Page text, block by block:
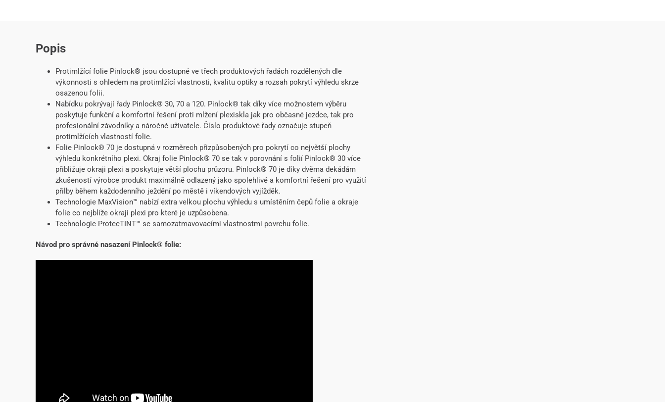
Popis
Protimlžící folie Pinlock® jsou dostupné ve třech produktových řadách rozdělených dle
výkonnosti s ohledem na protimlžící vlastnosti, kvalitu optiky a rozsah pokrytí výhledu skrze
osazenou folii.
Nabídku pokrývají řady Pinlock® 30, 70 a 120. Pinlock® tak díky více možnostem výběru
poskytuje funkční a komfortní řešení proti mlžení plexiskla jak pro občasné jezdce, tak pro
profesionální závodníky a náročné uživatele. Číslo produktové řady označuje stupeň
protimlžících vlastností folie.
Folie Pinlock® 70 je dostupná v rozměrech přizpůsobených pro pokrytí co největší plochy
výhledu konkrétního plexi. Okraj folie Pinlock® 70 se tak v porovnání s folií Pinlock® 30 více
přibližuje okraji plexi a poskytuje větší plochu průzoru. Pinlock® 70 je díky dvěma dekádám
zkušeností výrobce produkt maximálně odlazený jako spolehlivé a komfortní řešení pro využití
přilby během každodenního ježdění po městě i víkendových vyjížděk.
Technologie MaxVision™ nabízí extra velkou plochu výhledu s umístěním čepů folie a okraje
folie co nejblíže okraji plexi pro které je uzpůsobena.
Technologie ProtecTINT™ se samozatmavovacími vlastnostmi povrchu folie.
Návod pro správné nasazení Pinlock® folie: